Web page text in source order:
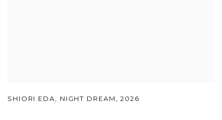
SHIORI EDA, NIGHT DREAM ,2026